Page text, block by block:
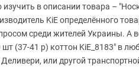
изучить в описании товара –
KiE определённого
среди жителей Украины.
(37-41 р) коттон KiE_8183" в
или другой